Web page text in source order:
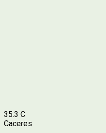
35.3 C
Caceres